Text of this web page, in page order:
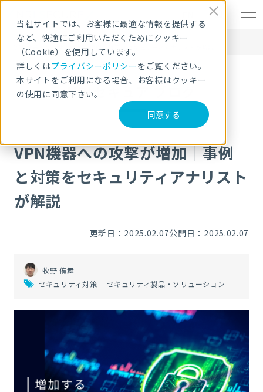
当社サイトでは、お客様に最適な情報を提供する
など、快適にご利用いただくためにクッキー
（Cookie）を使用しています。
詳しくはプライバシーポリシーをご覧ください。
本サイトをご利用になる場合、お客様はクッキー
の使用に同意下さい。
同意する
HOME
NRIセキュア ブログ
VPN機器への攻撃が増加｜事例と対策をセキュリティアナリストが解説
NRIセキュア ブログ
VPN機器への攻撃が増加｜事例
と対策をセキュリティアナリスト
が解説
更新日：2025.02.07公開日：2025.02.07
牧野 侑舞
セキュリティ対策
セキュリティ製品・ソリューション